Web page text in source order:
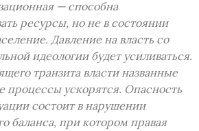
— способна
ресурсы, но не в состоянии
Давление на власть со
идеологии будет усиливаться.
транзита власти названные
процессы ускорятся. Опасность
состоит в нарушении
баланса, при котором правая